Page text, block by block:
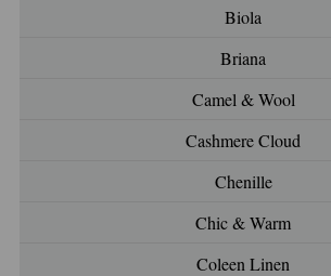
Biola
Briana
Camel & Wool
Cashmere Cloud
Chenille
Chic & Warm
Coleen Linen